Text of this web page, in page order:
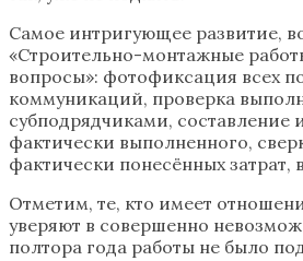
Самое интригующее развитие,
«Строительно-монтажные
вопросы»: фотофиксация всех
коммуникаций, проверка
субподрядчиками, составление
фактически выполненного,
фактически понесённых затрат,
Отметим, те, кто имеет
уверяют в совершенно
полтора года работы не было